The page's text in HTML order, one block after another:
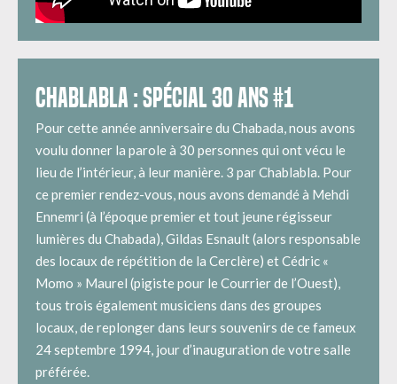
CHABLABLA : SPÉCIAL 30 ANS #1
Pour cette année anniversaire du Chabada, nous avons
voulu donner la parole à 30 personnes qui ont vécu le
lieu de l’intérieur, à leur manière. 3 par Chablabla. Pour
ce premier rendez-vous, nous avons demandé à Mehdi
Ennemri (à l’époque premier et tout jeune régisseur
lumières du Chabada), Gildas Esnault (alors responsable
des locaux de répétition de la Cerclère) et Cédric «
Momo » Maurel (pigiste pour le Courrier de l’Ouest),
tous trois également musiciens dans des groupes
locaux, de replonger dans leurs souvenirs de ce fameux
24 septembre 1994, jour d’inauguration de votre salle
préférée.